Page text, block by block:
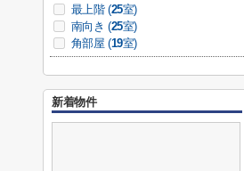
最上階 (25室)
南向き (25室)
角部屋 (19室)
新着物件